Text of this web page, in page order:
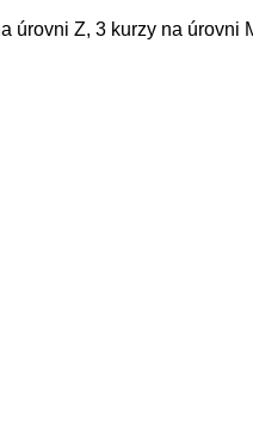
Z, 3 kurzy na úrovni